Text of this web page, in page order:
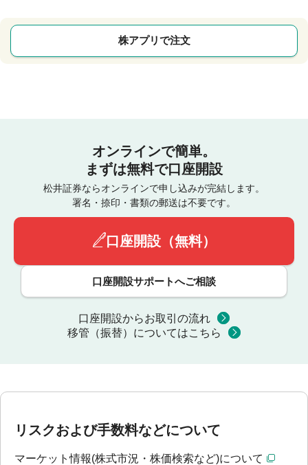
株アプリで注文
オンラインで簡単。
まずは無料で口座開設
松井証券ならオンラインで申し込みが完結します。
署名・捺印・書類の郵送は不要です。
口座開設（無料）
口座開設サポートへご相談
口座開設からお取引の流れ
移管（振替）についてはこちら
リスクおよび手数料などについて
マーケット情報(株式市況・株価検索など)について